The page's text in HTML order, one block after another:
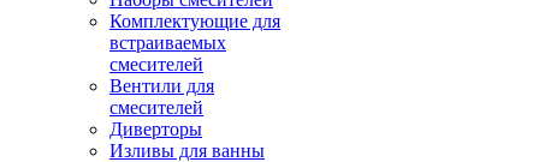
Комплектующие для
встраиваемых
смесителей
Вентили для
смесителей
Диверторы
Изливы для ванны